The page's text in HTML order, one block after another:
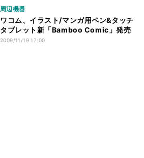
周辺機器
ワコム、イラスト/マンガ用ペン&タッチ
タブレット新「Bamboo Comic」発売
2009/11/19 17:00